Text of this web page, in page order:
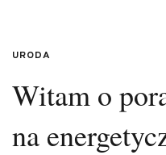
URODA
Witam o
na